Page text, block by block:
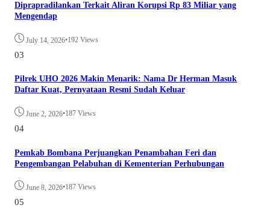
Diprapradilankan Terkait Aliran Korupsi Rp 83 Miliar yang
Mengendap
July 14, 2026•192 Views
03
Pilrek UHO 2026 Makin Menarik: Nama Dr Herman Masuk
Daftar Kuat, Pernyataan Resmi Sudah Keluar
June 2, 2026•187 Views
04
Pemkab Bombana Perjuangkan Penambahan Feri dan
Pengembangan Pelabuhan di Kementerian Perhubungan
June 8, 2026•187 Views
05